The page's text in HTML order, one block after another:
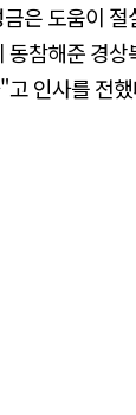
은 도움이
참해준 경상
인사를 전